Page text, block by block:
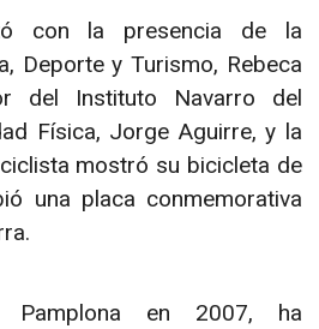
con la presencia de la
Deporte y Turismo, Rebeca
del Instituto Navarro del
Física, Jorge Aguirre, y la
mostró su bicicleta de
una placa conmemorativa
Pamplona en 2007, ha